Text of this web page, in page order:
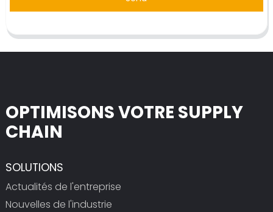
OPTIMISONS VOTRE SUPPLY
CHAIN
SOLUTIONS
Actualités de l'entreprise
Nouvelles de l'industrie